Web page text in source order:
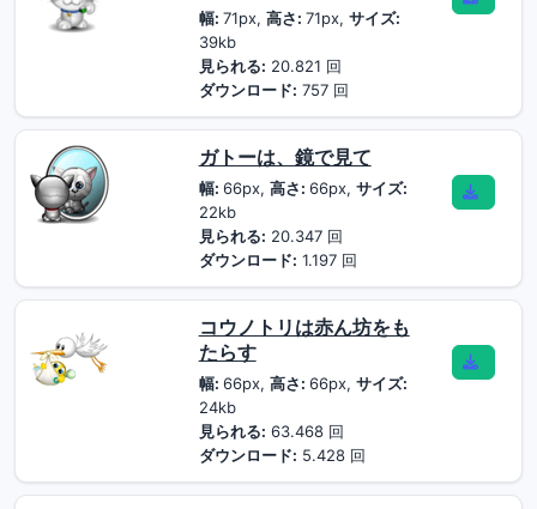
幅: 71px, 高さ: 71px, サイズ:
39kb
見られる: 20.821 回
ダウンロード: 757 回
ガトーは、鏡で見て
幅: 66px, 高さ: 66px, サイズ:
22kb
見られる: 20.347 回
ダウンロード: 1.197 回
コウノトリは赤ん坊をも
たらす
幅: 66px, 高さ: 66px, サイズ:
24kb
見られる: 63.468 回
ダウンロード: 5.428 回